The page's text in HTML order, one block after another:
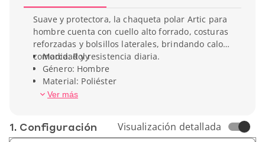
Suave y protectora, la chaqueta polar Artic para
hombre cuenta con cuello alto forrado, costuras
reforzadas y bolsillos laterales, brindando calor,
comodidad y resistencia diaria.
Marca: Roly
Género: Hombre
Material: Poliéster
Peso unitario: 520 g
Ver más
1. Conf­iguración Visualización detallada